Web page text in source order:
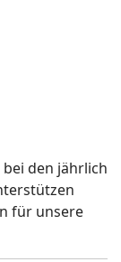
den jährlich
für unsere